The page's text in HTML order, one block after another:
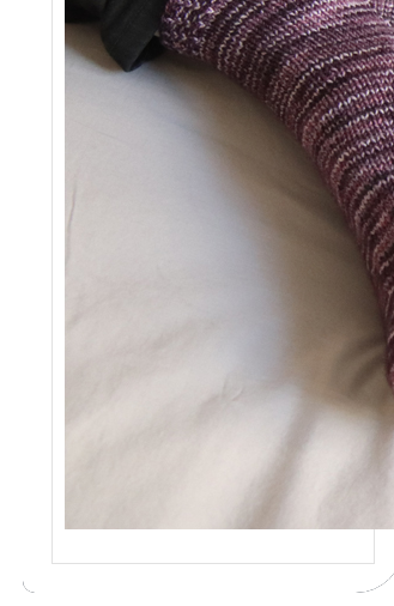
{Tricot} Le défi 2026 :
Je tricote mes
socquettes
C’est la 4ème année
consécutive que
j’organise un défi de…